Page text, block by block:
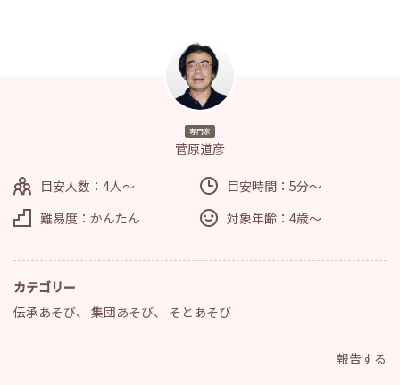
専門家
菅原道彦
目安人数：4人～
目安時間：5分～
難易度：かんたん
対象年齢：4歳～
カテゴリー
伝承あそび、 集団あそび、 そとあそび
報告する